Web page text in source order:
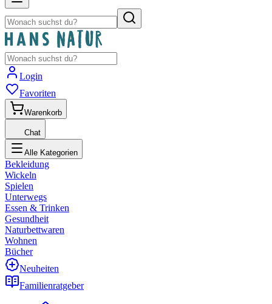
Login
Favoriten
Warenkorb
Chat
Alle Kategorien
Bekleidung
Wickeln
Spielen
Unterwegs
Essen & Trinken
Gesundheit
Naturbettwaren
Wohnen
Bücher
Neuheiten
Familienratgeber